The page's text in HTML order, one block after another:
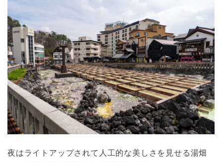
夜はライトアップされて人工的な美しさを見せる湯畑